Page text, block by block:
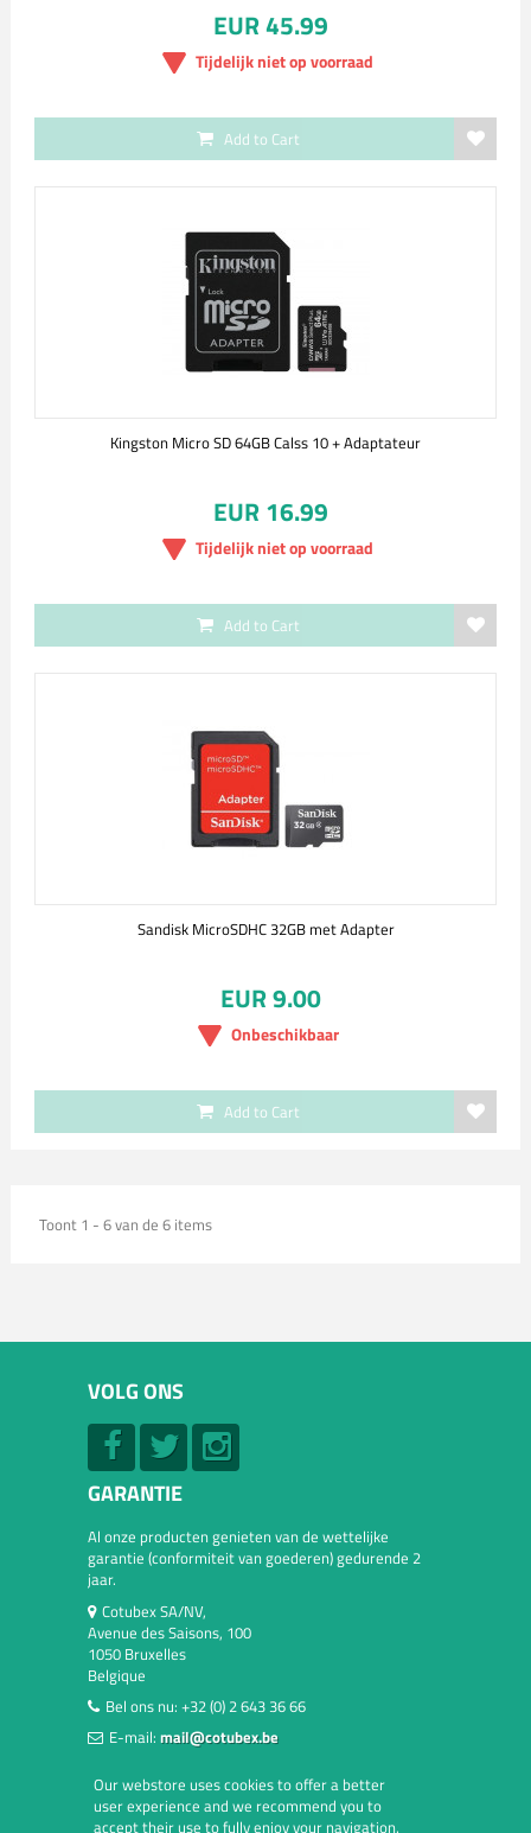
EUR 45.99
Tijdelijk niet op voorraad
Add to Cart
Kingston Micro SD 64GB Calss 10 + Adaptateur
EUR 16.99
Tijdelijk niet op voorraad
Add to Cart
Sandisk MicroSDHC 32GB met Adapter
EUR 9.00
Onbeschikbaar
Add to Cart
Toont 1 - 6 van de 6 items
VOLG ONS
GARANTIE
Al onze producten genieten van de wettelijke
garantie (conformiteit van goederen) gedurende 2
jaar.
Cotubex SA/NV,
Avenue des Saisons, 100
1050 Bruxelles
Belgique
Bel ons nu: +32 (0) 2 643 36 66
E-mail: mail@cotubex.be
Our webstore uses cookies to offer a better
user experience and we recommend you to
accept their use to fully enjoy your navigation.